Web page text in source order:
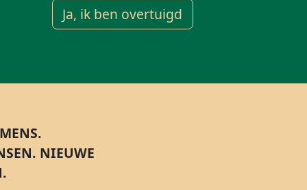
Ja, ik ben overtuigd
. NIEUWE